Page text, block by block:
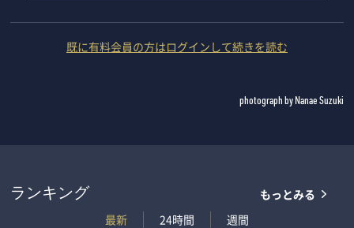
既に有料会員の方はログインして続きを読む
photograph by Nanae Suzuki
ランキング
最新
24時間 週間
もっとみる